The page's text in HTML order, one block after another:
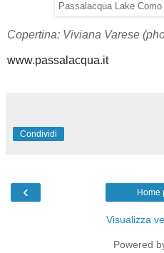
Passalacqua Lake
Copertina: Viviana Varese
www.passalacqua.it
Condividi
‹ Home
Visualizza
Powered